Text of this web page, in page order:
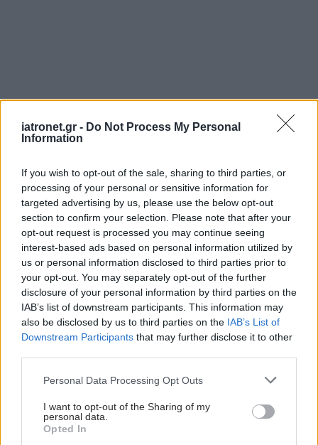
iatronet.gr - Do Not Process My Personal
Information
If you wish to opt-out of the sale, sharing to third parties, or
processing of your personal or sensitive information for
targeted advertising by us, please use the below opt-out
section to confirm your selection. Please note that after your
opt-out request is processed you may continue seeing
interest-based ads based on personal information utilized by
us or personal information disclosed to third parties prior to
your opt-out. You may separately opt-out of the further
disclosure of your personal information by third parties on the
IAB’s list of downstream participants. This information may
also be disclosed by us to third parties on the IAB’s List of
Downstream Participants that may further disclose it to other
Please note that this website/app uses one or more Google
not limited to your visit or usage behaviour. You may click to
grant or deny consent to Google and its third-party tags to
use your data for below specified purposes in below Google
Personal Data Processing Opt Outs
I want to opt-out of the Sharing of my
personal data.
Opted In